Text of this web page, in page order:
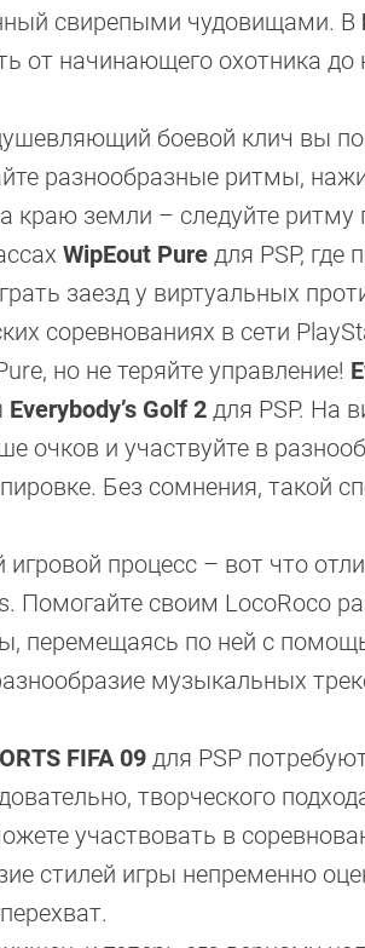
свирепыми чудовищами. В
от начинающего охотника до
боевой клич вы
разнообразные ритмы,
краю земли – следуйте
WipEout Pure для PSP, где
заезд у виртуальных
соревнованиях в сети
но не теряйте управление!
Everybody’s Golf 2 для PSP. На
очков и участвуйте в
Без сомнения, такой
процесс – вот что
Помогайте своим LocoRoco
перемещаясь по ней с
музыкальных
FIFA 09 для PSP
творческого
участвовать в
стилей игры непременно